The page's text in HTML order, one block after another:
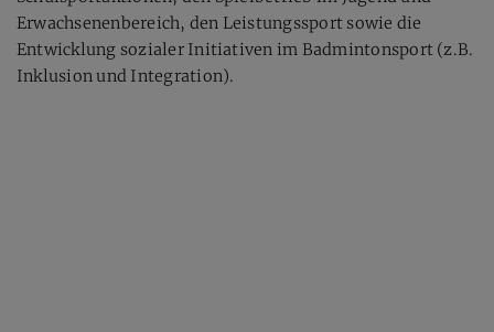
Erwachsenenbereich, den Leistungssport sowie die
Entwicklung sozialer Initiativen im Badmintonsport (z.B.
Inklusion und Integration).